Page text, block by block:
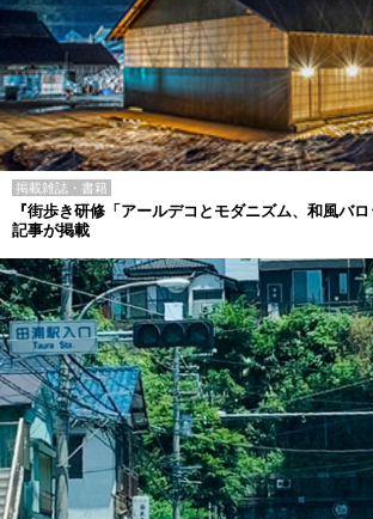
掲載雑誌・書籍
『街歩き研修「アールデコとモダニズム、和風バ
記事が掲載